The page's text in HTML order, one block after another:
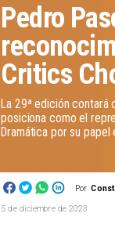
Por
Pedro
Critics
La 29ª edición contará
posiciona como el
Dramática por su papel
5 de diciembre de 2023